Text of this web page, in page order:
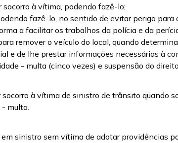
à vítima, podendo fazê-lo;
fazê-lo, no sentido de evitar perigo para
a facilitar os trabalhos da polícia e da
remover o veículo do local, quando
e de lhe prestar informações necessárias à
- multa (cinco vezes) e suspensão do
à vítima de sinistro de trânsito quando
multa.
sinistro sem vítima de adotar providências